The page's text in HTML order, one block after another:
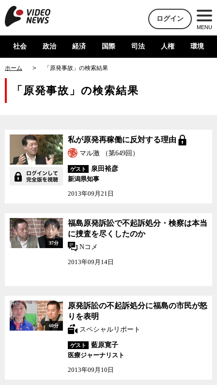
ログイン
MENU
社会 政治 経済 国際 司法 人権 環境
ホーム 「原発事故」の検索結果
「原発事故」の検索結果
私が原発再稼働に反対す
る理由
私が原発再稼働に反対する理由
マル激 （第649回）
ゲスト
泉田裕彦
新潟県知事
2013年09月21日
福島原発訴訟で不起訴処
分・検察は本当に捜査を
尽くしたのか
37分
福島原発訴訟で不起訴処分・検察は本当
に捜査を尽くしたのか
Nコメ
2013年09月14日
原発訴訟の不起訴処分に
福島の市民が怒りを表明
60分
原発訴訟の不起訴処分に福島の市民が怒
りを表明
スペシャルリポート
ゲスト
藍原寛子
医療ジャーナリスト
2013年09月10日